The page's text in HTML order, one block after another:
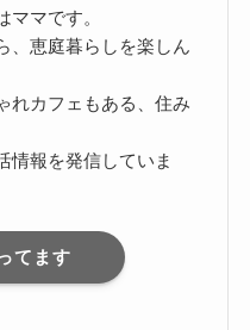
マです。
、恵庭暮らしを楽しん
れカフェもある、住み
情報を発信していま
てます